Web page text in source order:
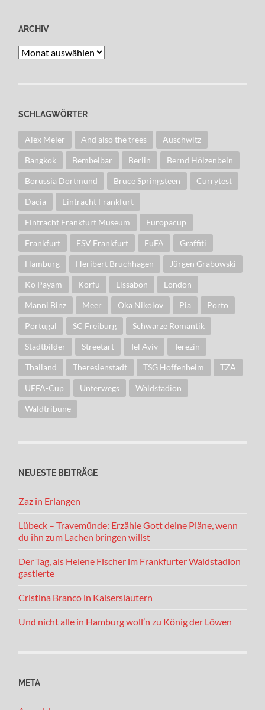
ARCHIV
Archiv
SCHLAGWÖRTER
Alex Meier And also the trees Auschwitz
Bangkok Bembelbar Berlin Bernd Hölzenbein
Borussia Dortmund Bruce Springsteen Currytest
Dacia Eintracht Frankfurt
Eintracht Frankfurt Museum Europacup
Frankfurt FSV Frankfurt FuFA Graffiti
Hamburg Heribert Bruchhagen Jürgen Grabowski
Ko Payam Korfu Lissabon London
Manni Binz Meer Oka Nikolov Pia Porto
Portugal SC Freiburg Schwarze Romantik
Stadtbilder Streetart Tel Aviv Terezin
Thailand Theresienstadt TSG Hoffenheim TZA
UEFA-Cup Unterwegs Waldstadion
Waldtribüne
NEUESTE BEITRÄGE
Zaz in Erlangen
Lübeck – Travemünde: Erzähle Gott deine Pläne, wenn
du ihn zum Lachen bringen willst
Der Tag, als Helene Fischer im Frankfurter Waldstadion
gastierte
Cristina Branco in Kaiserslautern
Und nicht alle in Hamburg woll’n zu König der Löwen
META